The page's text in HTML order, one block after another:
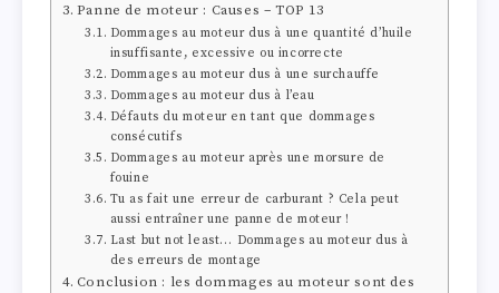
Panne de moteur : Causes – TOP 13
Dommages au moteur dus à une quantité d’huile
insuffisante, excessive ou incorrecte
Dommages au moteur dus à une surchauffe
Dommages au moteur dus à l’eau
Défauts du moteur en tant que dommages
consécutifs
Dommages au moteur après une morsure de
fouine
Tu as fait une erreur de carburant ? Cela peut
aussi entraîner une panne de moteur !
Last but not least… Dommages au moteur dus à
des erreurs de montage
Conclusion : les dommages au moteur sont des